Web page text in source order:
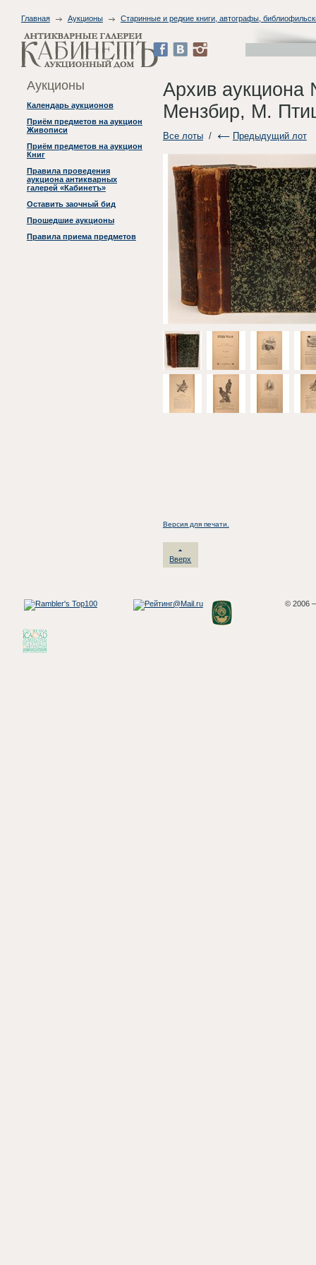
Главная Аукционы Старинные и редкие книги, автографы,
Аукционы
Календарь аукционов
Приём предметов на аукцион
Живописи
Приём предметов на аукцион
Книг
Правила проведения
аукциона антикварных
галерей «Кабинетъ»
Оставить заочный бид
Прошедшие аукционы
Правила приема предметов
Архив
Мензбир, М.
Все лоты/ Предыдущий лот
Версия для печати.
Вверх
© 2006